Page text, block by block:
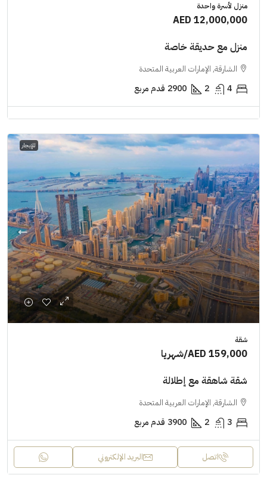
منزل لأسرة واحدة
AED 12,000,000
منزل مع حديقة خاصة
الشارقة, الإمارات العربية المتحدة
4
2
2900 قدم مربع
للإيجار
شقة
AED 159,000/شهريا
شقة شاهقة مع إطلالة
الشارقة, الإمارات العربية المتحدة
3
2
3900 قدم مربع
اتصل البريد الإلكتروني